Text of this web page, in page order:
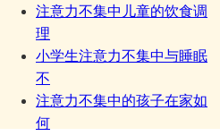
注意力不集中儿童的饮食调
理
小学生注意力不集中与睡眠
不
注意力不集中的孩子在家如
何